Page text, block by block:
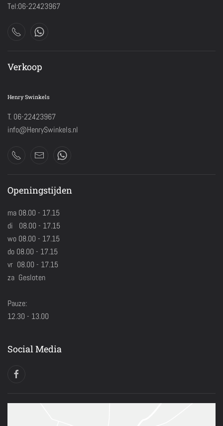
Tel:06-22423967
Verkoop
Henry Swinkels
T. 06-22423967
info@HenrySwinkels.nl
Openingstijden
ma 08.00 - 17.15
di 08.00 - 17.15
wo 08.00 - 17.15
do 08.00 - 17.15
vr 08.00 - 17.15
za Gesloten
Pauze:
12.30 - 13.00
Social Media